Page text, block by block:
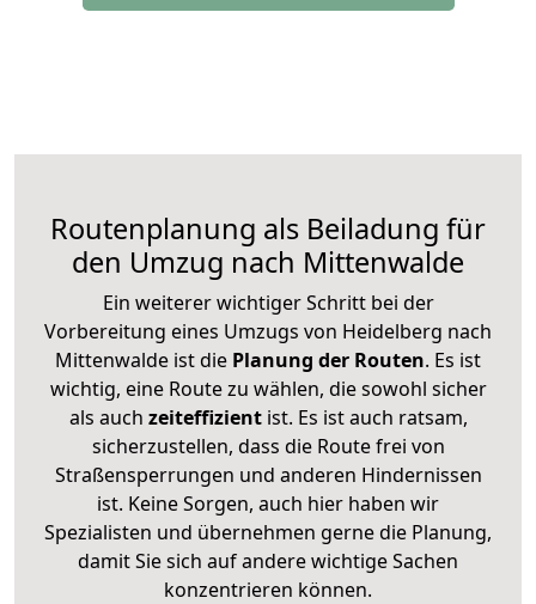
Routenplanung als Beiladung für
den Umzug nach Mittenwalde
Ein weiterer wichtiger Schritt bei der
Vorbereitung eines Umzugs von Heidelberg nach
Mittenwalde ist die Planung der Routen. Es ist
wichtig, eine Route zu wählen, die sowohl sicher
als auch zeiteffizientist. Es ist auch ratsam,
sicherzustellen, dass die Route frei von
Straßensperrungen und anderen Hindernissen
ist. Keine Sorgen, auch hier haben wir
Spezialisten und übernehmen gerne die Planung,
damit Sie sich auf andere wichtige Sachen
konzentrieren können.